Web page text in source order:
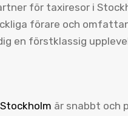
för taxiresor i
förare och
en förstklassig
är snabbt och